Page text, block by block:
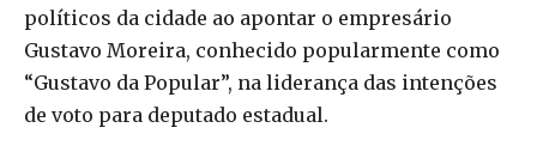
políticos da cidade ao apontar o empresário
Gustavo Moreira, conhecido popularmente como
“Gustavo da Popular”, na liderança das intenções
de voto para deputado estadual.